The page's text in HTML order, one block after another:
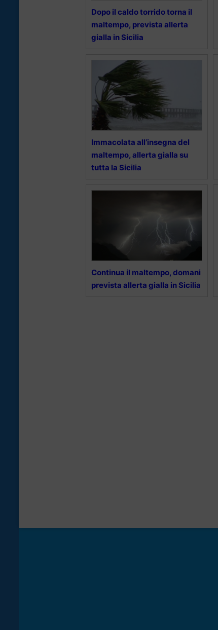
Dopo il caldo torrido torna il
maltempo, prevista allerta
gialla in Sicilia
Immacolata all’insegna del
maltempo, allerta gialla su
tutta la Sicilia
Continua il maltempo, domani
prevista allerta gialla in Sicilia